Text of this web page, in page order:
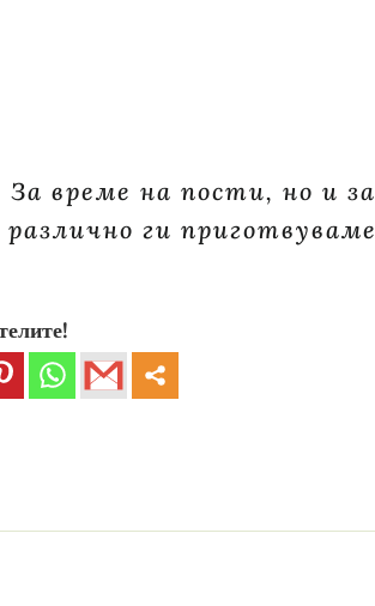
За време на пости, но и за
ги приготвуваме